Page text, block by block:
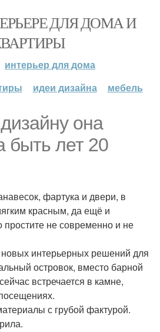
ДЛЯ ДОМА И
интерьер для дома
идеи дизайна мебель
она
быть лет 20
фартука и двери, в
красным, да ещё и
простите не современно и не
интерьерных решений для
островок, вместо барной
встречается в камне,
с грубой фактурой.